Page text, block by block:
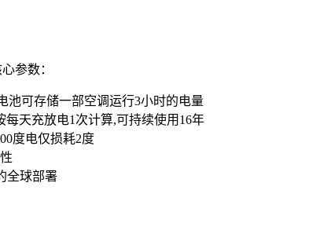
参数：
池可存储一部空调运行3小时的电量
每天充放电1次计算,可持续使用16年
度电仅损耗2度
全球部署